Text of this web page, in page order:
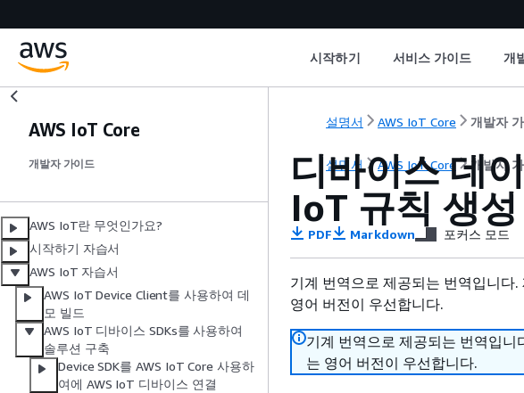
시작하기 서비스 가이드 개
AWS IoT Core
개발자 가이드
AWS IoT란 무엇인가요?
시작하기 자습서
AWS IoT 자습서
AWS IoT Device Client를 사용하여 데
모 빌드
AWS IoT 디바이스 SDKs를 사용하여
솔루션 구축
Device SDK를 AWS IoT Core 사용하
여에 AWS IoT 디바이스 연결
설명서 AWS IoT Core 개발자
설명서 AWS IoT Core 개발자
디바이스 데
IoT 규칙 생성
PDF Markdown 포커스 모드
기계 번역으로 제공되는 번역입니다
영어 버전이 우선합니다.
기계 번역으로 제공되는 번역입
는 영어 버전이 우선합니다.